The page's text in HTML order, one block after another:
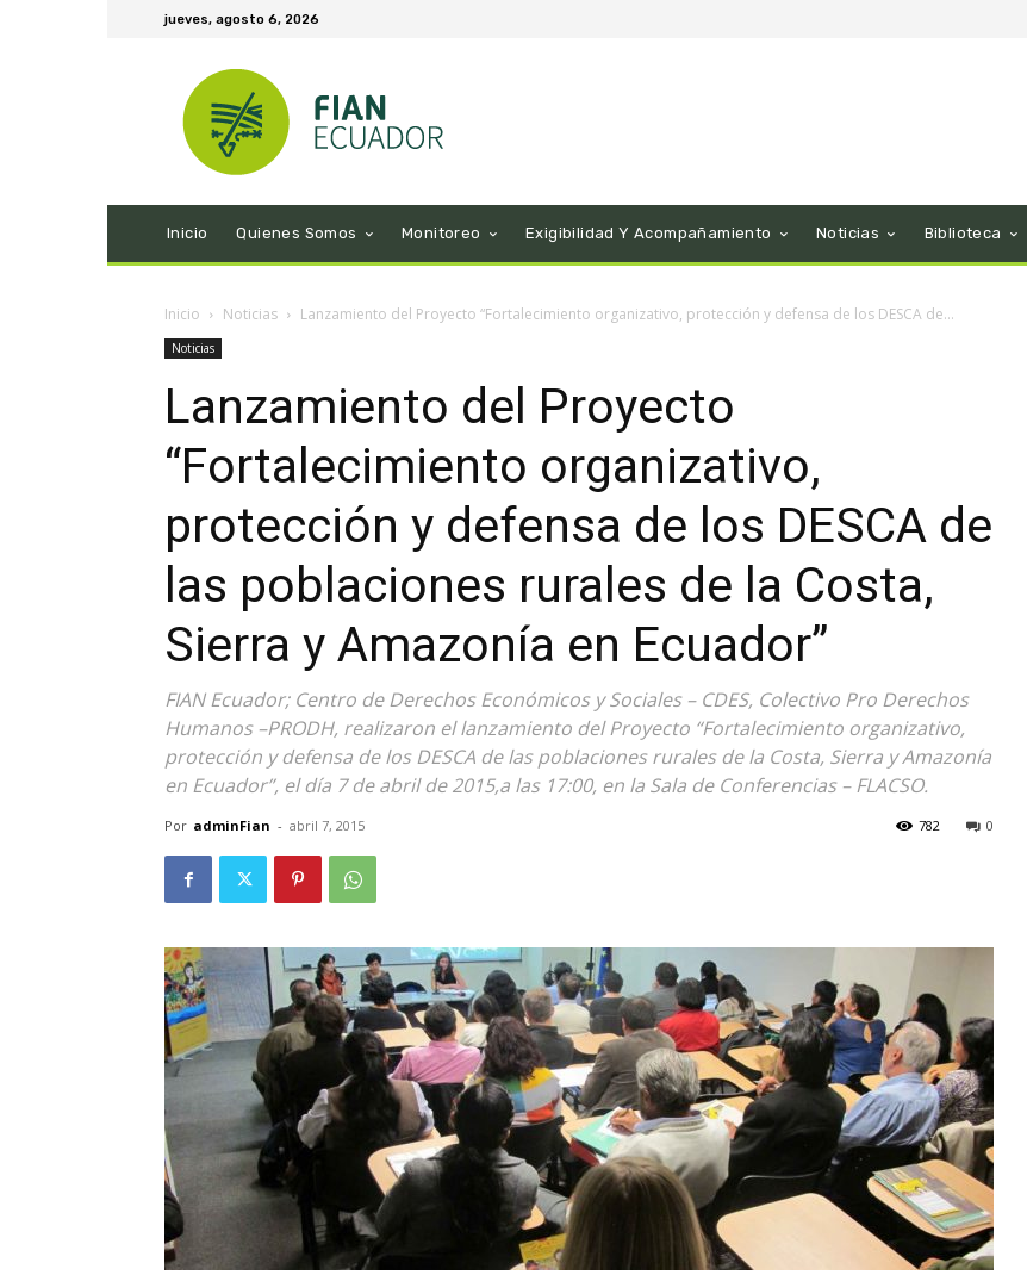
jueves, agosto 6, 2026
Inicio Quienes Somos Monitoreo Exigibilidad Y Acompañamiento Noticias Biblioteca
Inicio Noticias Lanzamiento del Proyecto “Fortalecimiento organizativo, protección y defensa de los DESCA de...
Noticias
Lanzamiento del Proyecto
“Fortalecimiento organizativo,
protección y defensa de los DESCA de
las poblaciones rurales de la Costa,
Sierra y Amazonía en Ecuador”
FIAN Ecuador; Centro de Derechos Económicos y Sociales – CDES, Colectivo Pro Derechos
Humanos –PRODH, realizaron el lanzamiento del Proyecto “Fortalecimiento organizativo,
protección y defensa de los DESCA de las poblaciones rurales de la Costa, Sierra y Amazonía
en Ecuador”, el día 7 de abril de 2015,a las 17:00, en la Sala de Conferencias – FLACSO.
Por adminFian - abril 7, 2015 0
782